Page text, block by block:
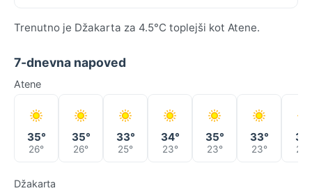
Trenutno je Džakarta za 4.5°C toplejši kot Atene.
7-dnevna napoved
Atene
35°
26°
35°
26°
33°
25°
34°
23°
35°
23°
33°
23°
31°
23°
Džakarta